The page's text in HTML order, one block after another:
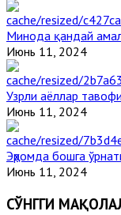
Минода қандай
Июнь 11, 2024
Узрли аёллар
Июнь 11, 2024
Эҳромда бошга
Июнь 11, 2024
СЎНГГИ